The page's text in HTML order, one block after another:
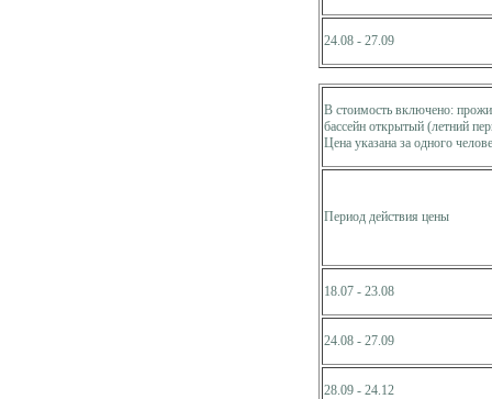
24.08 - 27.09
В стоимость включено:
бассейн открытый (летний
Цена указана за одного
Период действия цены
18.07 - 23.08
24.08 - 27.09
28.09 - 24.12